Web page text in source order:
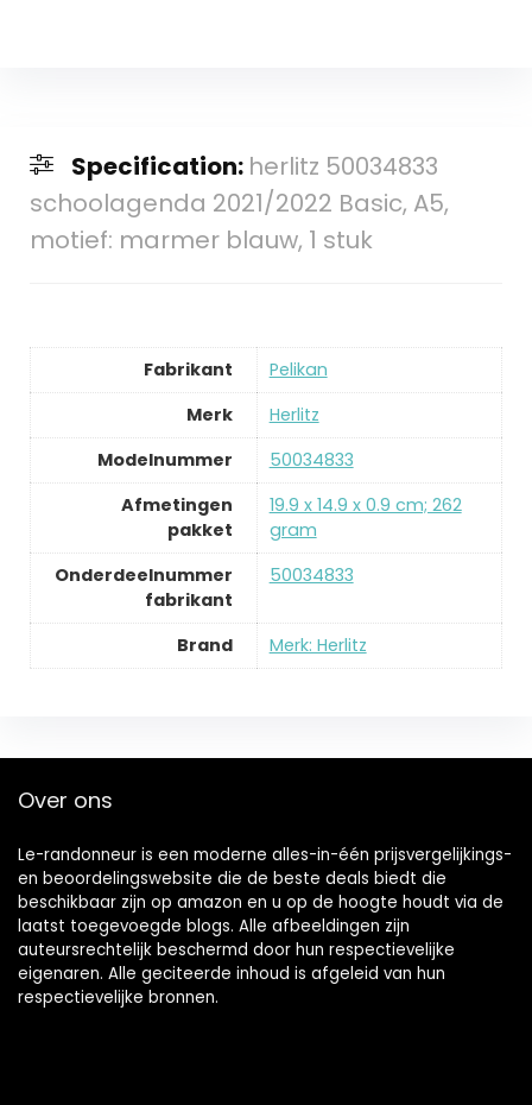
Specification: herlitz 50034833
schoolagenda 2021/2022 Basic, A5,
motief: marmer blauw, 1 stuk
Fabrikant
‎Pelikan
Merk
‎Herlitz
Modelnummer
‎50034833
Afmetingen
pakket
‎19.9 x 14.9 x 0.9 cm; 262
gram
Onderdeelnummer
fabrikant
‎50034833
Brand Merk: Herlitz
Over ons
Le-randonneur is een moderne alles-in-één prijsvergelijkings-
en beoordelingswebsite die de beste deals biedt die
beschikbaar zijn op amazon en u op de hoogte houdt via de
laatst toegevoegde blogs. Alle afbeeldingen zijn
auteursrechtelijk beschermd door hun respectievelijke
eigenaren. Alle geciteerde inhoud is afgeleid van hun
respectievelijke bronnen.